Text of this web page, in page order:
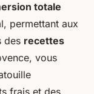
totale
permettant aux
des recettes
vous